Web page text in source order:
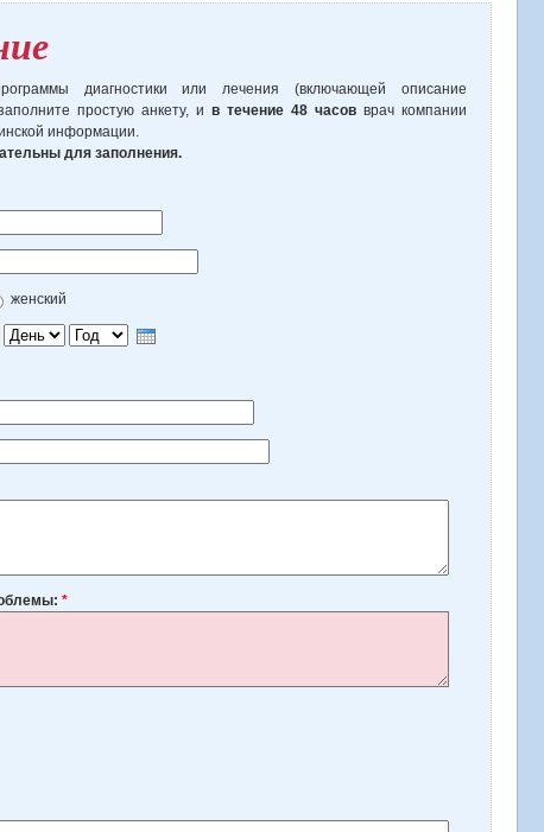
диагностики или лечения (включающей описание
простую анкету, и в течение 48 часов врач компании
информации.
для заполнения.
женский
День Год
*